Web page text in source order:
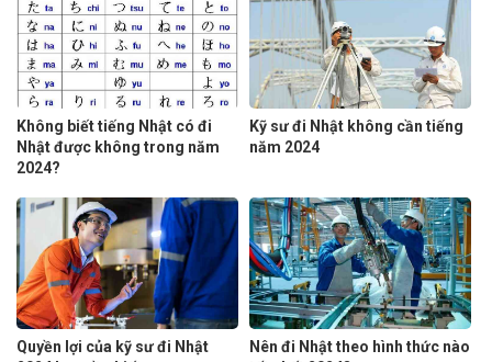
Không biết tiếng Nhật có đi
Nhật được không trong năm
2024?
Kỹ sư đi Nhật không cần tiếng
năm 2024
Quyền lợi của kỹ sư đi Nhật
Nên đi Nhật theo hình thức nào